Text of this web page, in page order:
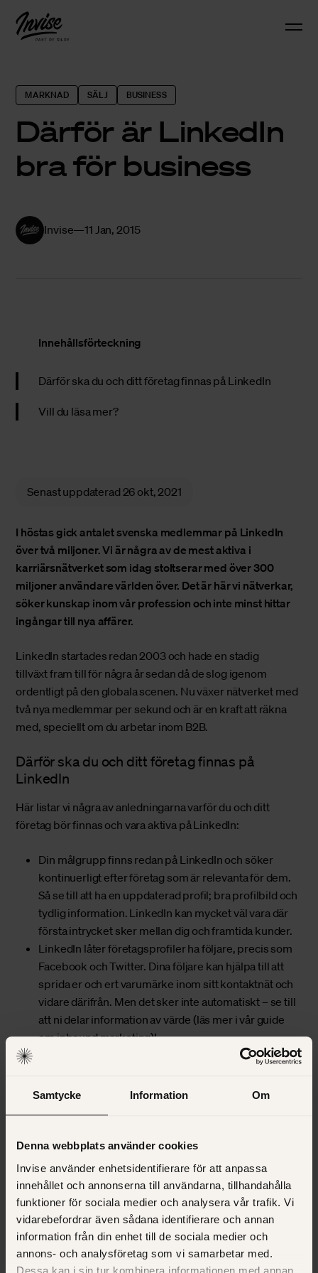
Samtycke Information Om
Denna webbplats använder cookies
Invise använder enhetsidentifierare för att anpassa
innehållet och annonserna till användarna, tillhandahålla
funktioner för sociala medier och analysera vår trafik. Vi
vidarebefordrar även sådana identifierare och annan
information från din enhet till de sociala medier och
annons- och analysföretag som vi samarbetar med.
Dessa kan i sin tur kombinera informationen med annan
MARKNAD SÄLJ BUSINESS
Därför är LinkedIn
bra för business
Invise 11 Jan, 2015
Innehållsförteckning
Därför ska du och ditt företag finnas på LinkedIn
Vill du läsa mer?
Senast uppdaterad 26 okt, 2021
I höstas gick antalet svenska medlemmar på LinkedIn
över två miljoner. Vi är några av de mest aktiva i
karriärsnätverket som idag stoltserar med över 300
miljoner användare världen över. Det är här vi nätverkar,
söker kunskap inom vår profession och inte minst hittar
ingångar till nya affärer.
LinkedIn startades redan 2003 och hade en stadig
tillväxt fram till för några år sedan då de slog igenom
ordentligt på den globala scenen. Nu växer nätverket med
två nya medlemmar per sekund och är en kraft att räkna
med, speciellt om du arbetar inom B2B.
Därför ska du och ditt företag finnas på
LinkedIn
Här listar vi några av anledningarna varför du och ditt
företag bör finnas och vara aktiva på LinkedIn:
Din målgrupp finns redan på LinkedIn och söker
kontinuerligt efter företag som är relevanta för dem.
Så se till att ha en uppdaterad profil; bra profilbild och
tydlig information. LinkedIn kan mycket väl vara där
första intrycket sker mellan dig och framtida kunder.
LinkedIn låter företagsprofiler ha följare, precis som
Facebook och Twitter. Dina följare kan hjälpa till att
sprida er och ert varumärke inom sitt kontaktnät och
vidare därifrån. Men det sker inte automatiskt – se till
att ni delar information av värde (läs mer i vår guide
om inbound marketing)!
samtidigt som du kommenterar och är aktiv i grupper.
Att vara aktiv och hungrig på LinkedIn gör att du ligger
steget före dina konkurrenter. Du blir synlig i nätverk
inom nätverk, skapar fler leads, vårdar relationer,
kortar ner säljcyklar och i slutändan förlänger dina
kunders livscykel.
6 viktiga steg